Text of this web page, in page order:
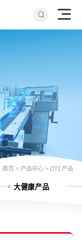
首页 > 产品中心> OTC产品
大健康产品